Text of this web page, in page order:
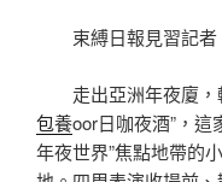
束縛日報見習記
走出亞洲年夜廈
包養oor日咖夜酒”，這
年夜世界”焦點地帶的